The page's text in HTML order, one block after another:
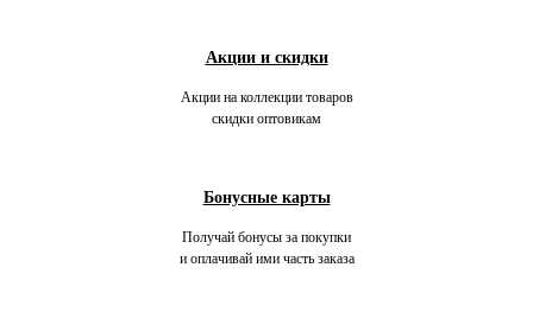
Акции и скидки
Акции на коллекции товаров
скидки оптовикам
Бонусные карты
Получай бонусы за покупки
и оплачивай ими часть заказа